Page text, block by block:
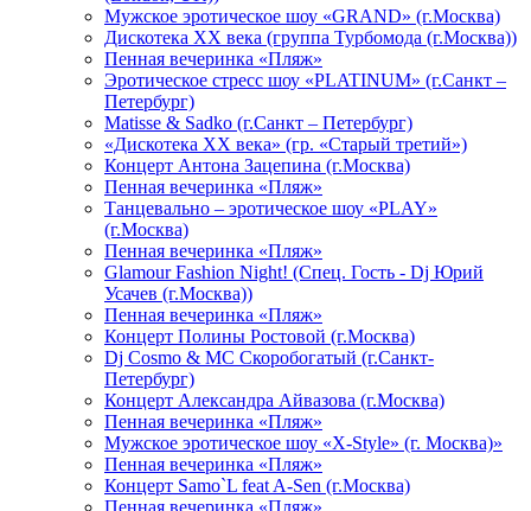
Мужское эротическое шоу «GRAND» (г.Москва)
Дискотека XX века (группа Турбомода (г.Москва))
Пенная вечеринка «Пляж»
Эротическое стресс шоу «PLATINUM» (г.Санкт –
Петербург)
Matisse & Sadko (г.Санкт – Петербург)
«Дискотека ХХ века» (гр. «Старый третий»)
Концерт Антона Зацепина (г.Москва)
Пенная вечеринка «Пляж»
Танцевально – эротическое шоу «PLAY»
(г.Москва)
Пенная вечеринка «Пляж»
Glamour Fashion Night! (Спец. Гость - Dj Юрий
Усачев (г.Москва))
Пенная вечеринка «Пляж»
Концерт Полины Ростовой (г.Москва)
Dj Cosmo & МС Скоробогатый (г.Санкт-
Петербург)
Концерт Александра Айвазова (г.Москва)
Пенная вечеринка «Пляж»
Мужское эротическое шоу «X-Style» (г. Москва)»
Пенная вечеринка «Пляж»
Концерт Samo`L feat A-Sen (г.Москва)
Пенная вечеринка «Пляж»